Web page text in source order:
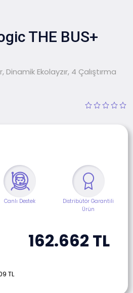
THE BUS+
Ekolayzır, 4 Çalıştırma
Canlı Destek
Distribütör Garantili
Ürün
162.662 TL
TL